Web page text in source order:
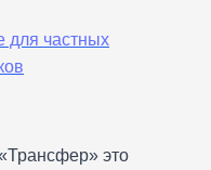
для частных
это